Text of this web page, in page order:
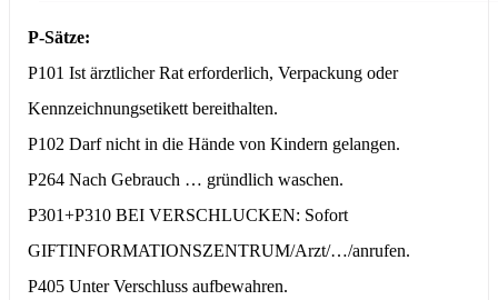
P-Sätze:
P101 Ist ärztlicher Rat erforderlich, Verpackung oder
Kennzeichnungsetikett bereithalten.
P102 Darf nicht in die Hände von Kindern gelangen.
P264 Nach Gebrauch … gründlich waschen.
P301+P310 BEI VERSCHLUCKEN: Sofort
GIFTINFORMATIONSZENTRUM/Arzt/…/anrufen.
P405 Unter Verschluss aufbewahren.